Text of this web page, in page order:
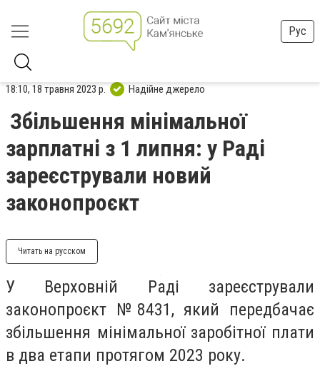
Рус
18:10, 18 травня 2023 р. Надійне джерело
Збільшення мінімальної
зарплатні з 1 липня: у Раді
зареєстрували новий
законопроєкт
Читать на русском
У Верховній Раді зареєстрували
законопроєкт №8431, який передбачає
збільшення мінімальної заробітної плати
в два етапи протягом 2023 року.